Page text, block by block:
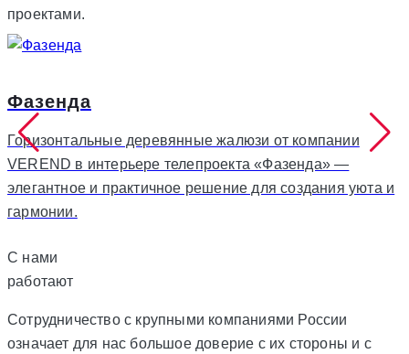
проектами.
Фазенда
Горизонтальные деревянные жалюзи от компании
VEREND в интерьере телепроекта «Фазенда» —
элегантное и практичное решение для создания уюта и
гармонии.
С нами
работают
Сотрудничество с крупными компаниями России
означает для нас большое доверие с их стороны и с